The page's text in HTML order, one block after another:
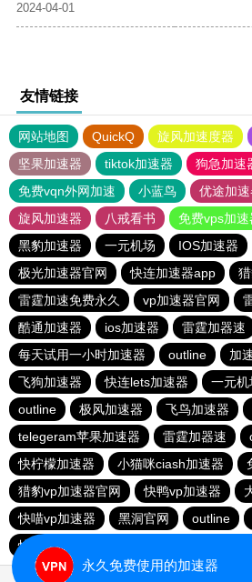
2024-04-01
友情链接
网站地图 QuickQ 旋风加速度器
坚果加速器
tiktok加速器
狗急加速
免费vqn外网加速
小蓝鸟 优途加
旋风加速器
八戒看书
免费vps加
黑豹加速器
一元机场 IOS加速器
极光加速器官网
快连加速器app
雷霆加速免费永久
vp加速器官网
酷通加速器
ios加速器
雷霆加器速
每天试用一小时加速器
outline
加
飞狗加速器
快连lets加速器 一元机
outline
极风加速器 飞鸟加速器
telegeram苹果加速器
雷霆加器速
快柠檬加速器
小猫咪ciash加速器
猎豹vp加速器官网
快鸭vp加速器
快喵vp加速器
黑洞官网 outline
快连加速器app
永久免费使用的加速器